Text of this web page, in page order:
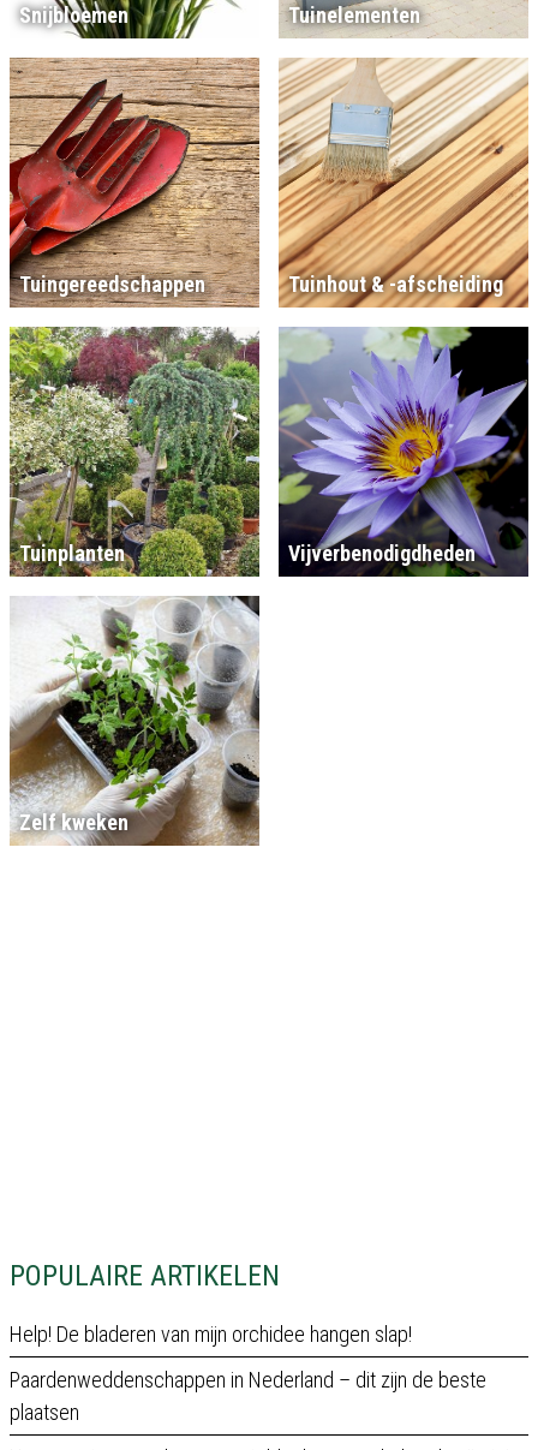
POPULAIRE ARTIKELEN
Help! De bladeren van mijn orchidee hangen slap!
Paardenweddenschappen in Nederland – dit zijn de beste
plaatsen
Snijbloemen Tuinelementen
Tuingereedschappen Tuinhout & -afscheiding
Tuinplanten Vijverbenodigdheden
Zelf kweken